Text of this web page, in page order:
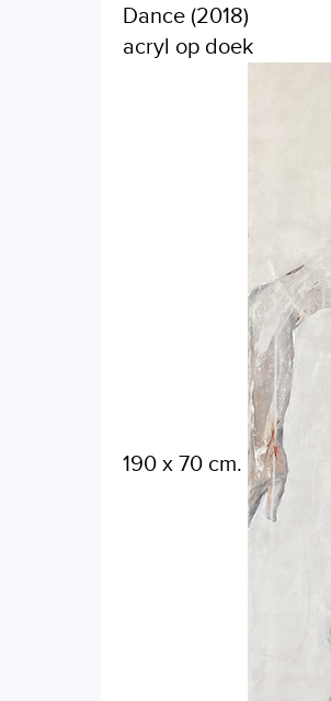
Dance (2018)
acryl op doek
190 x 70 cm.